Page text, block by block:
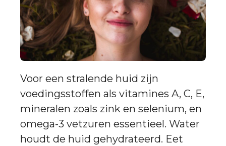
Voor een stralende huid zijn
voedingsstoffen als vitamines A, C, E,
mineralen zoals zink en selenium, en
omega-3 vetzuren essentieel. Water
houdt de huid gehydrateerd. Eet